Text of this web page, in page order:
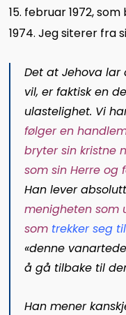
15. februar 1972,
1974. Jeg siterer fra
Det at Jehova lar
vil, er faktisk en
ulastelighet. Vi
følger en
bryter sin kristne
som sin Herre og
Han lever
menigheten som
som trekker seg
«denne
å gå tilbake til
Han mener